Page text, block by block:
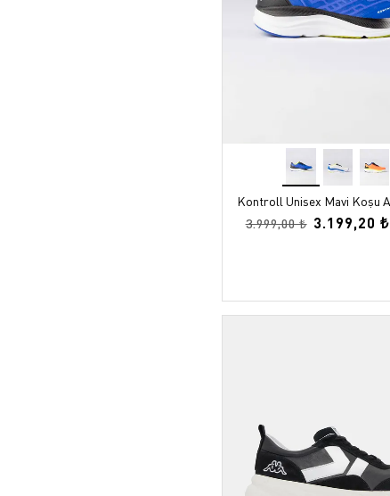
Kontroll Unisex Mavi Koşu
3.999,00 ₺ 3.199,20 ₺